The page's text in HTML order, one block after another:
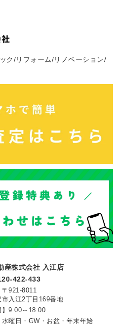
ク/リフォーム/リノベーション/
産株式会社 入江店
422-433
〒921‐8011
入江2丁目169番地
】9:00～18:00
水曜日・GW・お盆・年末年始